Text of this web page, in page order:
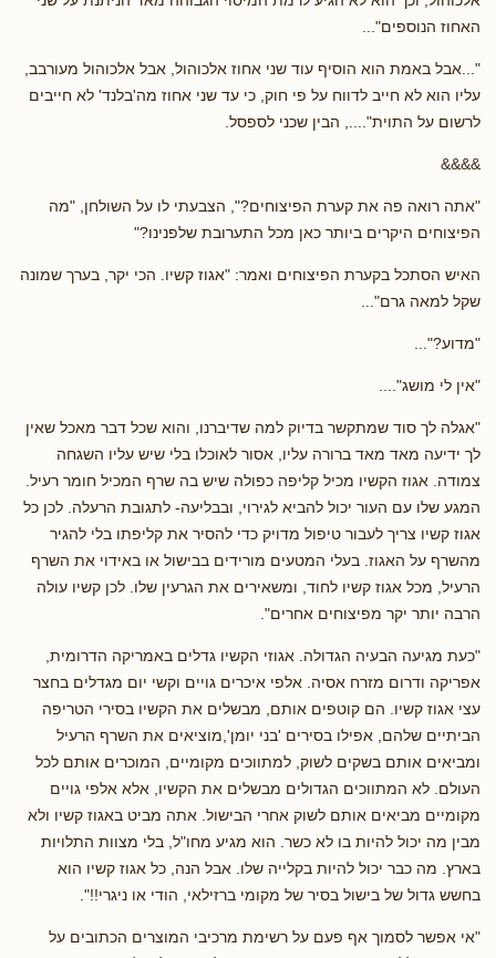
האחוז הנוספים"...
"...אבל באמת הוא הוסיף עוד שני אחוז אלכוהול, אבל אלכוהול מעורבב,
עליו הוא לא חייב לדווח על פי חוק, כי עד שני אחוז מה'בלנד' לא חייבים
לרשום על התוית"...., הבין שכני לספסל.
&&&&
"אתה רואה פה את קערת הפיצוחים?", הצבעתי לו על השולחן, "מה
הפיצוחים היקרים ביותר כאן מכל התערובת שלפנינו?"
האיש הסתכל בקערת הפיצוחים ואמר: "אגוז קשיו. הכי יקר, בערך שמונה
שקל למאה גרם"...
"מדוע?"...
"אין לי מושג"....
"אגלה לך סוד שמתקשר בדיוק למה שדיברנו, והוא שכל דבר מאכל שאין
לך ידיעה מאד מאד ברורה עליו, אסור לאוכלו בלי שיש עליו השגחה
צמודה. אגוז הקשיו מכיל קליפה כפולה שיש בה שרף המכיל חומר רעיל.
המגע שלו עם העור יכול להביא לגירוי, ובבליעה- לתגובת הרעלה. לכן כל
אגוז קשיו צריך לעבור טיפול מדויק כדי להסיר את קליפתו בלי להגיר
מהשרף על האגוז. בעלי המטעים מורידים בבישול או באידוי את השרף
הרעיל, מכל אגוז קשיו לחוד, ומשאירים את הגרעין שלו. לכן קשיו עולה
הרבה יותר יקר מפיצוחים אחרים".
"כעת מגיעה הבעיה הגדולה. אגוזי הקשיו גדלים באמריקה הדרומית,
אפריקה ודרום מזרח אסיה. אלפי איכרים גויים וקשי יום מגדלים בחצר
עצי אגוז קשיו. הם קוטפים אותם, מבשלים את הקשיו בסירי הטריפה
הביתיים שלהם, אפילו בסירים 'בני יומן',מוציאים את השרף הרעיל
ומביאים אותם בשקים לשוק, למתווכים מקומיים, המוכרים אותם לכל
העולם. לא המתווכים הגדולים מבשלים את הקשיו, אלא אלפי גויים
מקומיים מביאים אותם לשוק אחרי הבישול. אתה מביט באגוז קשיו ולא
מבין מה יכול להיות בו לא כשר. הוא מגיע מחו"ל, בלי מצוות התלויות
בארץ. מה כבר יכול להיות בקלייה שלו. אבל הנה, כל אגוז קשיו הוא
בחשש גדול של בישול בסיר של מקומי ברזילאי, הודי או ניגרי!!".
"אי אפשר לסמוך אף פעם על רשימת מרכיבי המוצרים הכתובים על